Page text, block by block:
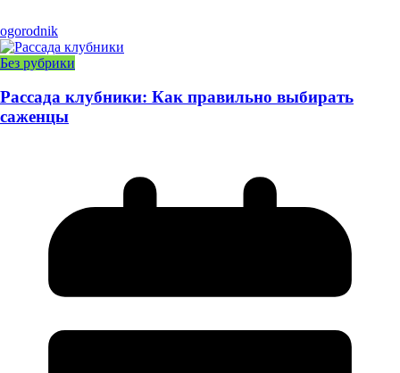
ogorodnik
Без рубрики
Рассада клубники: Как правильно выбирать
саженцы